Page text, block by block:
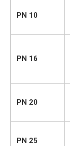
PN 10
PN 16
PN 20
PN 25